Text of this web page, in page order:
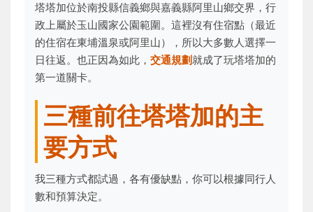
塔塔加位於南投縣信義鄉與嘉義縣阿里山鄉交界，行
政上屬於玉山國家公園範圍。這裡沒有住宿點（最近
的住宿在東埔溫泉或阿里山），所以大多數人選擇一
日往返。也正因為如此， 交通規劃就成了玩塔塔加的
第一道關卡。
三種前往塔塔加的主
要方式
我三種方式都試過，各有優缺點，你可以根據同行人
數和預算決定。